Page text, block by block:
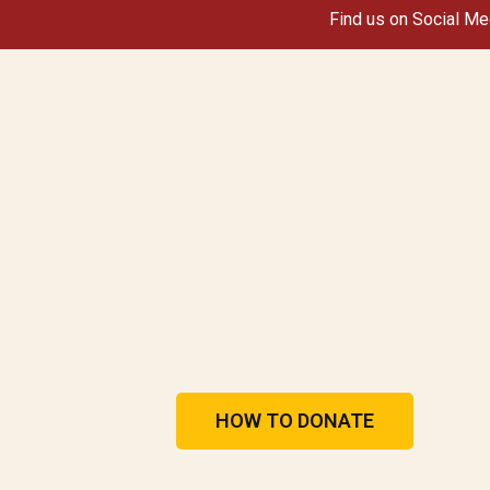
Find us on Social
HOW TO DONATE